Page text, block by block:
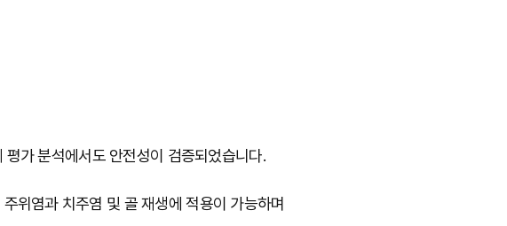
가 분석에서도 안전성이 검증되었습니다.
위염과 치주염 및 골 재생에 적용이 가능하며